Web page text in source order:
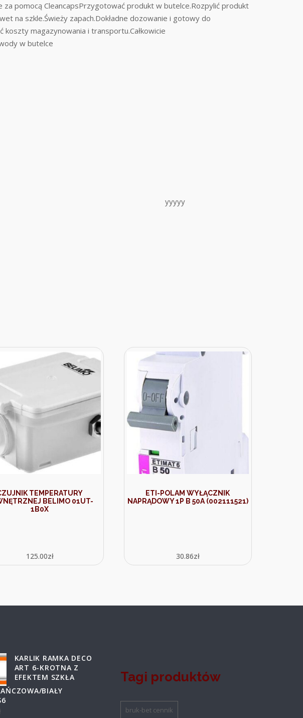
pomocą CleancapsPrzygotować produkt w butelce.Rozpylić produkt
na szkle.Świeży zapach.Dokładne dozowanie i gotowy do
magazynowania i transportu.Całkowicie
w butelce
yyyyy
TEMPERATURY
BELIMO 01UT-
1B0X
125.00zł
ETI-POLAM WYŁĄCZNIK
NAPRĄDOWY 1P B 50A (002111521)
30.86zł
KARLIK RAMKA DECO
ART 6-KROTNA Z
EFEKTEM SZKŁA
BIAŁY
Tagi produktów
bruk-bet cennik